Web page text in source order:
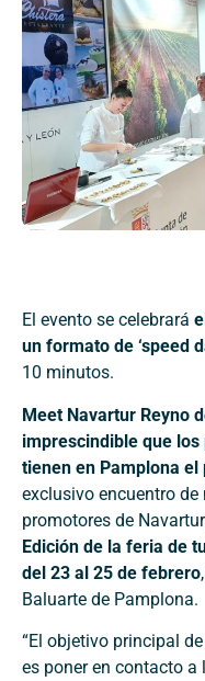
El evento se celebrará
un formato de ‘speed
10 minutos.
Meet Navartur Reyno
imprescindible que
tienen en Pamplona
exclusivo encuentro
promotores de
Edición de la feria de
del 23 al 25 de febrero
Baluarte de Pamplona.
“El objetivo principal
es poner en contacto